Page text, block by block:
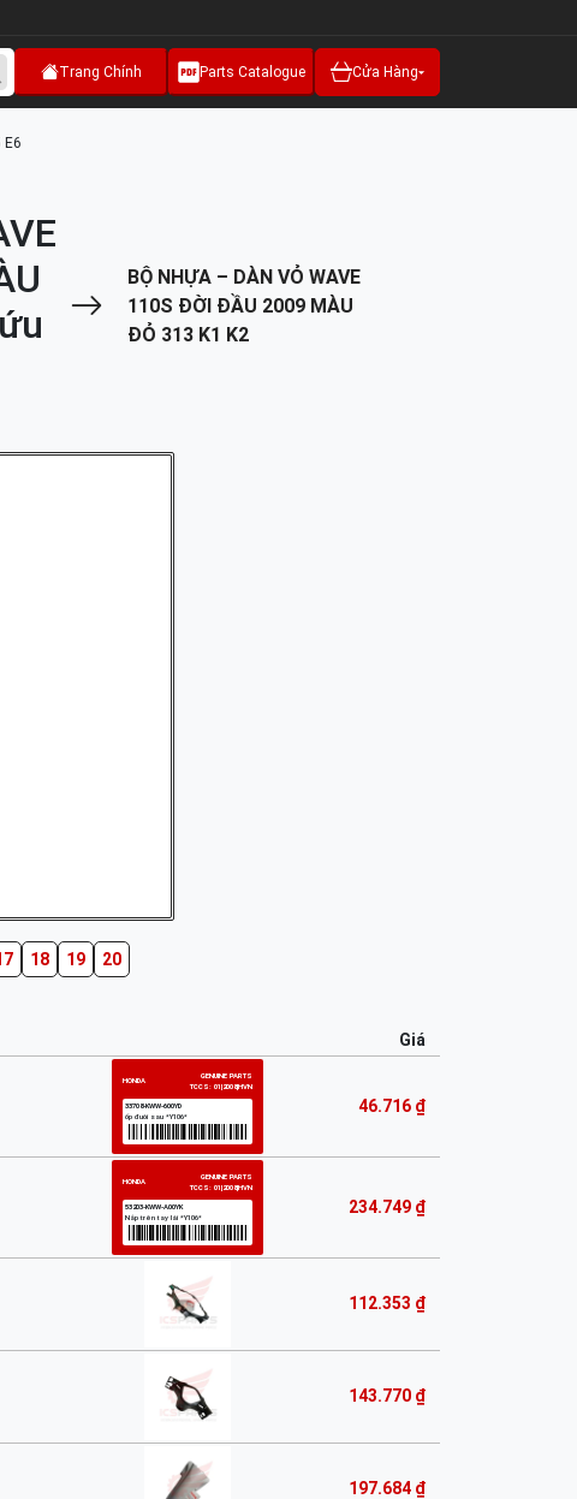
Trang Chính Parts Catalogue Cửa Hàng
E6
BỘ NHỰA – DÀN VỎ WAVE
110S ĐỜI ĐẦU 2009 MÀU
ĐỎ 313 K1 K2
18 19 20
Giá
46.716 ₫
234.749 ₫
112.353 ₫
143.770 ₫
197.684 ₫